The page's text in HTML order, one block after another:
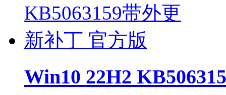
Win10 22H2